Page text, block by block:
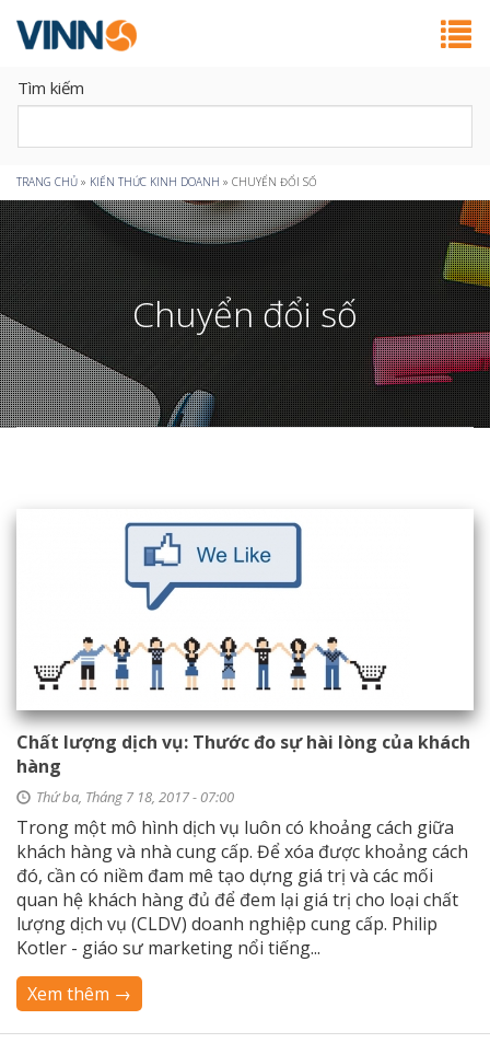
Tìm kiếm
Bạn
đang
ở
đây
TRANG CHỦ » KIẾN THỨC KINH DOANH » CHUYỂN ĐỔI SỐ
Chuyển đổi số
Chất lượng dịch vụ: Thước đo sự hài lòng của khách
hàng
Thứ ba, Tháng 7 18, 2017 - 07:00
Trong một mô hình dịch vụ luôn có khoảng cách giữa
khách hàng và nhà cung cấp. Để xóa được khoảng cách
đó, cần có niềm đam mê tạo dựng giá trị và các mối
quan hệ khách hàng đủ để đem lại giá trị cho loại chất
lượng dịch vụ (CLDV) doanh nghiệp cung cấp. Philip
Kotler - giáo sư marketing nổi tiếng...
Xem thêm →